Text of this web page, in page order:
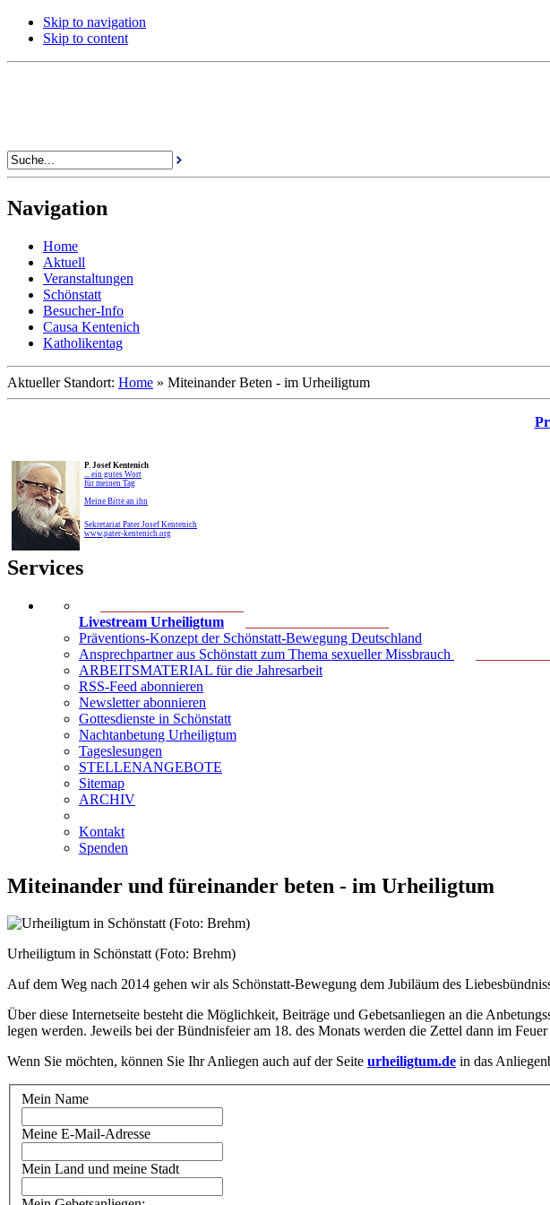
Skip to navigation
Skip to content
Navigation
Home
Aktuell
Veranstaltungen
Schönstatt
Besucher-Info
Causa Kentenich
Katholikentag
Aktueller Standort: Home » Miteinander Beten - im Urheiligtum
P. Josef Kentenich
... ein gutes Wort
für meinen Tag
Meine Bitte an ihn
Sekretariat Pater Josef Kentenich
www.pater-kentenich.org
Services
Livestream Urheiligtum
Präventions-Konzept der Schönstatt-Bewegung Deutschland
Ansprechpartner aus Schönstatt zum Thema sexueller Missbrauch
ARBEITSMATERIAL für die Jahresarbeit
RSS-Feed abonnieren
Newsletter abonnieren
Gottesdienste in Schönstatt
Nachtanbetung Urheiligtum
Tageslesungen
STELLENANGEBOTE
Sitemap
ARCHIV
Kontakt
Spenden
Miteinander und füreinander beten - im Urheiligtum
Urheiligtum in Schönstatt (Foto: Brehm)
Auf dem Weg nach 2014 gehen wir als Schönstatt-Bewegung dem Jubiläum des
Über diese Internetseite besteht die Möglichkeit, Beiträge und Gebetsanliegen an die
legen werden. Jeweils bei der Bündnisfeier am 18. des Monats werden die Zettel dann im
Wenn Sie möchten, können Sie Ihr Anliegen auch auf der Seite urheiligtum.de in das
Mein Name
Meine E-Mail-Adresse
Mein Land und meine Stadt